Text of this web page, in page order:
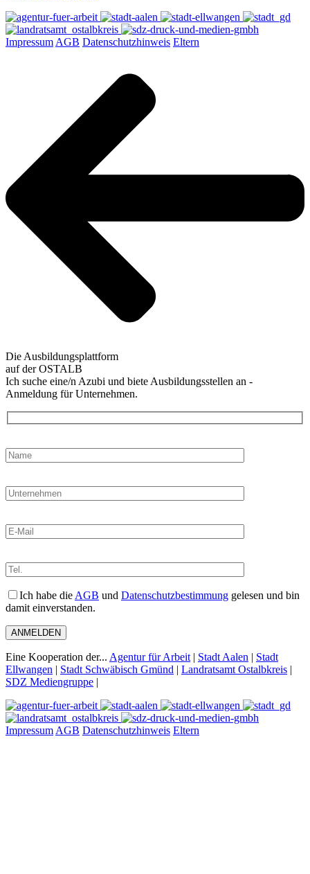
Impressum AGB Datenschutzhinweis Eltern
Die Ausbildungsplattform
auf der OSTALB
Ich suche eine/n Azubi und biete Ausbildungsstellen an -
Anmeldung für Unternehmen.
Ich habe dieAGB und Datenschutzbestimmung gelesen und bin
damit einverstanden.
Eine Kooperation der... Agentur für Arbeit| Stadt Aalen
Stadt
Ellwangen
Stadt Schwäbisch Gmünd Landratsamt Ostalbkreis
SDZ Mediengruppe
ImpressumAGB Datenschutzhinweis Eltern